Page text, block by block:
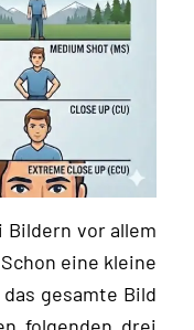
vor allem
eine kleine
gesamte Bild